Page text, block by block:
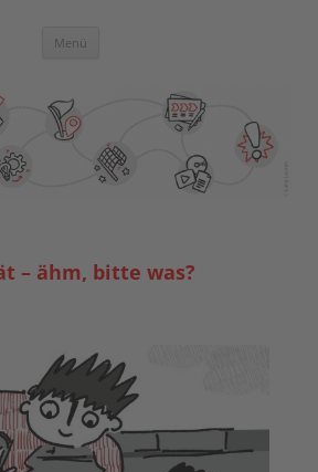
Akademie
Menü
– ähm, bitte was?